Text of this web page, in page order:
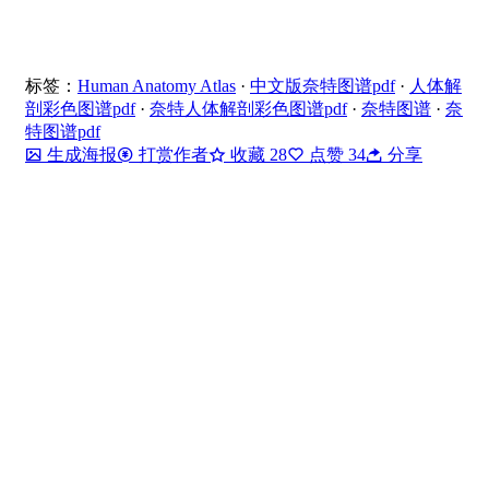
标签： Human Anatomy Atlas · 中文版奈特图谱pdf· 人体解
剖彩色图谱pdf· 奈特人体解剖彩色图谱pdf· 奈特图谱 · 奈
特图谱pdf
生成海报
打赏作者 收藏 28 点赞 34 分享